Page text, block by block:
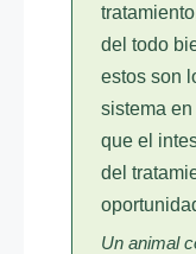
del todo
estos son
sistema
que el
del
Un animal